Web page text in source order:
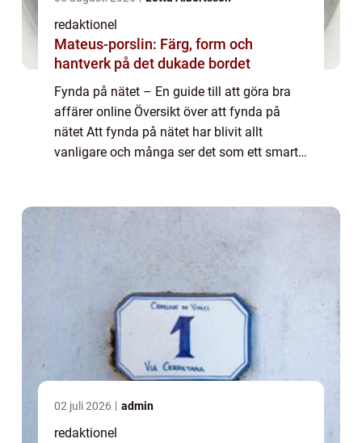
redaktionel
Mateus-porslin: Färg, form och
hantverk på det dukade bordet
Fynda på nätet – En guide till att göra bra
affärer online Översikt över att fynda på
nätet Att fynda på nätet har blivit allt
vanligare och många ser det som ett smart
02 juli 2026 admin
redaktionel